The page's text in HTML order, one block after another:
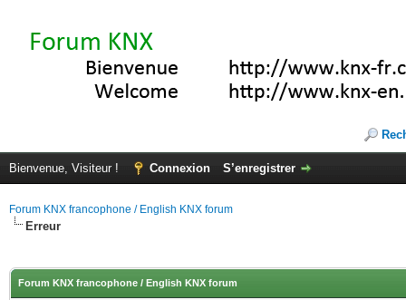
Bienvenue, Visiteur ! Connexion S’enregistrer
Forum KNX francophone / English KNX forum
Erreur
Forum KNX francophone / English KNX forum